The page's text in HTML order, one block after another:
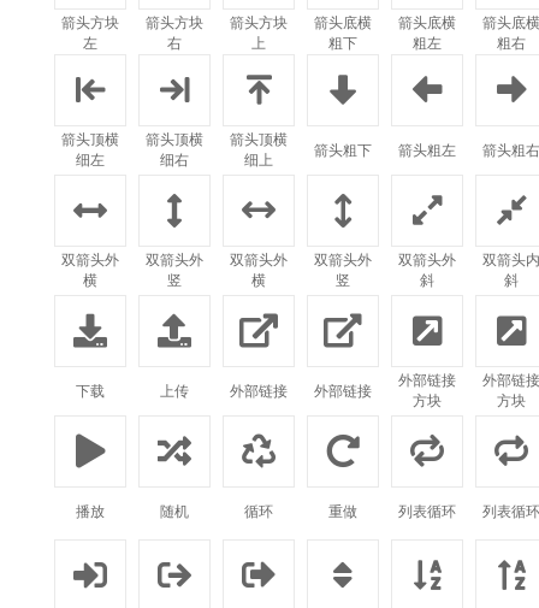
箭头方块
左
箭头方块
右
箭头方块
上
箭头底横
粗下
箭头底横
粗左
箭头底横
粗右
箭头顶横
细左
箭头顶横
细右
箭头顶横
细上
箭头粗下 箭头粗左 箭头粗右
双箭头外
横
双箭头外
竖
双箭头外
横
双箭头外
竖
双箭头外
斜
双箭头内
斜
下载 上传 外部链接 外部链接
外部链接
方块
外部链接
方块
播放 随机 循环 重做 列表循环 列表循环
     
     
     
     
     